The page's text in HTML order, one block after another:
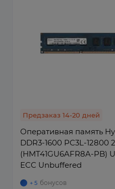
Предзаказ 14-20 дней
Оперативная память
DDR3-1600 PC3L-12800
(HMT41GU6AFR8A-PB)
ECC Unbuffered
+ 5 бонусов